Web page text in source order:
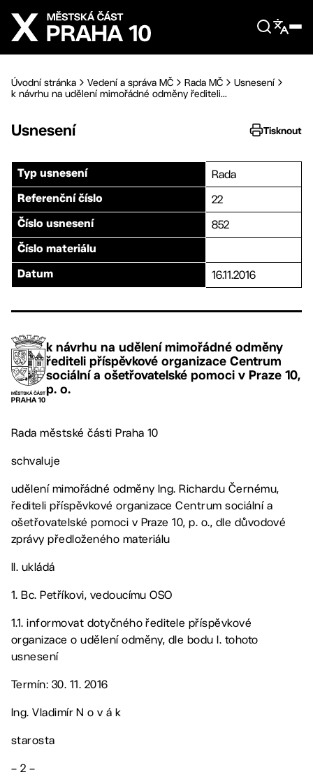
Přejít na hlavní obsah
Úvodní stránka Vedení a správa MČ Rada MČ
Usnesení
k návrhu na udělení mimořádné odměny řediteli...
Usnesení Tisknout
Typ usnesení Rada
Referenční číslo 22
Číslo usnesení 852
Číslo materiálu
Datum 16.11.2016
k návrhu na udělení mimořádné odměny
řediteli příspěvkové organizace Centrum
sociální a ošetřovatelské pomoci v Praze 10,
p. o.
Rada městské části Praha 10
schvaluje
udělení mimořádné odměny Ing. Richardu Černému,
řediteli příspěvkové organizace Centrum sociální a
ošetřovatelské pomoci v Praze 10, p. o., dle důvodové
zprávy předloženého materiálu
II. ukládá
1. Bc. Petříkovi, vedoucímu OSO
1.1. informovat dotyčného ředitele příspěvkové
organizace o udělení odměny, dle bodu I. tohoto
usnesení
Termín: 30. 11. 2016
Ing. Vladimír N o v á k
starosta
– 2 –